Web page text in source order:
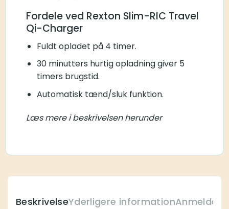
Fordele ved Rexton Slim-RIC Travel
Qi-Charger
Fuldt opladet på 4 timer.
30 minutters hurtig opladning giver 5
timers brugstid.
Automatisk tænd/sluk funktion.
Læs mere i beskrivelsen herunder
BeskrivelseYderligere information